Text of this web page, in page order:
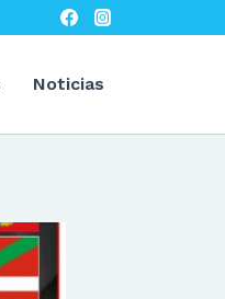
Noticias